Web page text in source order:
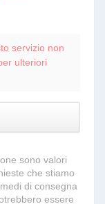
servizio non
ulteriori
sono valori
che stiamo
di consegna
essere